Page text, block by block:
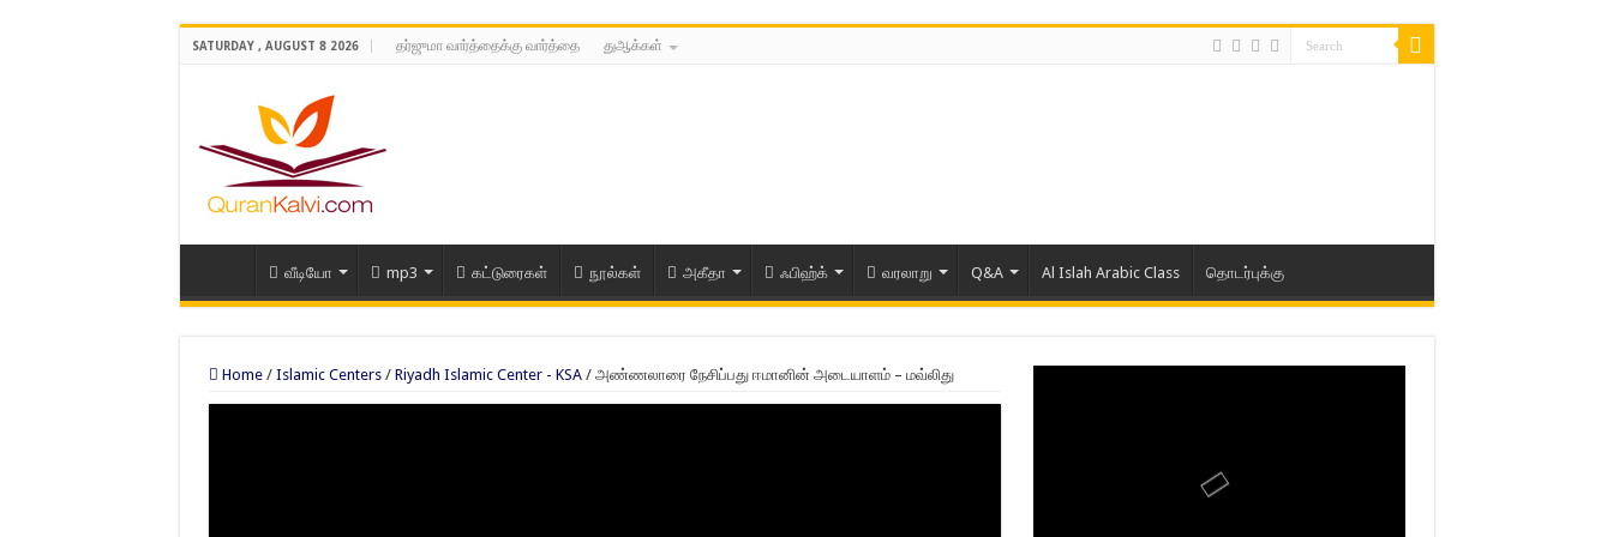
SATURDAY , AUGUST 8 2026 தர்ஜுமா வார்த்தைக்கு வார்த்தை துஆக்கள்
வீடியோ mp3 கட்டுரைகள் நூல்கள் அகீதா ஃபிஹ்க் வரலாறு Q&A Al Islah Arabic Class தொடர்புக்கு
Home / Islamic Centers / Riyadh Islamic Center - KSA / அண்ணலாரை நேசிப்பது ஈமானின் அடையாளம் – மவ்லிது